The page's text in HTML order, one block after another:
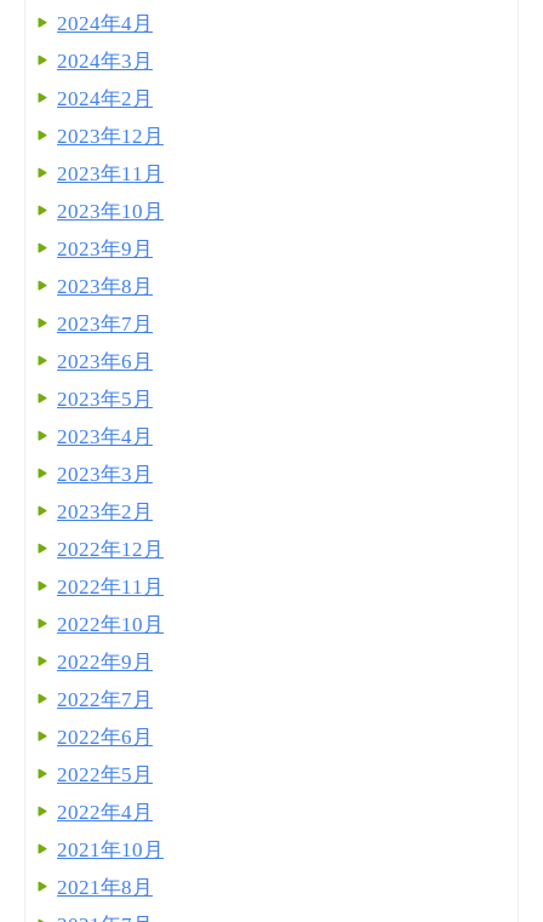
2024年4月
2024年3月
2024年2月
2023年12月
2023年11月
2023年10月
2023年9月
2023年8月
2023年7月
2023年6月
2023年5月
2023年4月
2023年3月
2023年2月
2022年12月
2022年11月
2022年10月
2022年9月
2022年7月
2022年6月
2022年5月
2022年4月
2021年10月
2021年8月